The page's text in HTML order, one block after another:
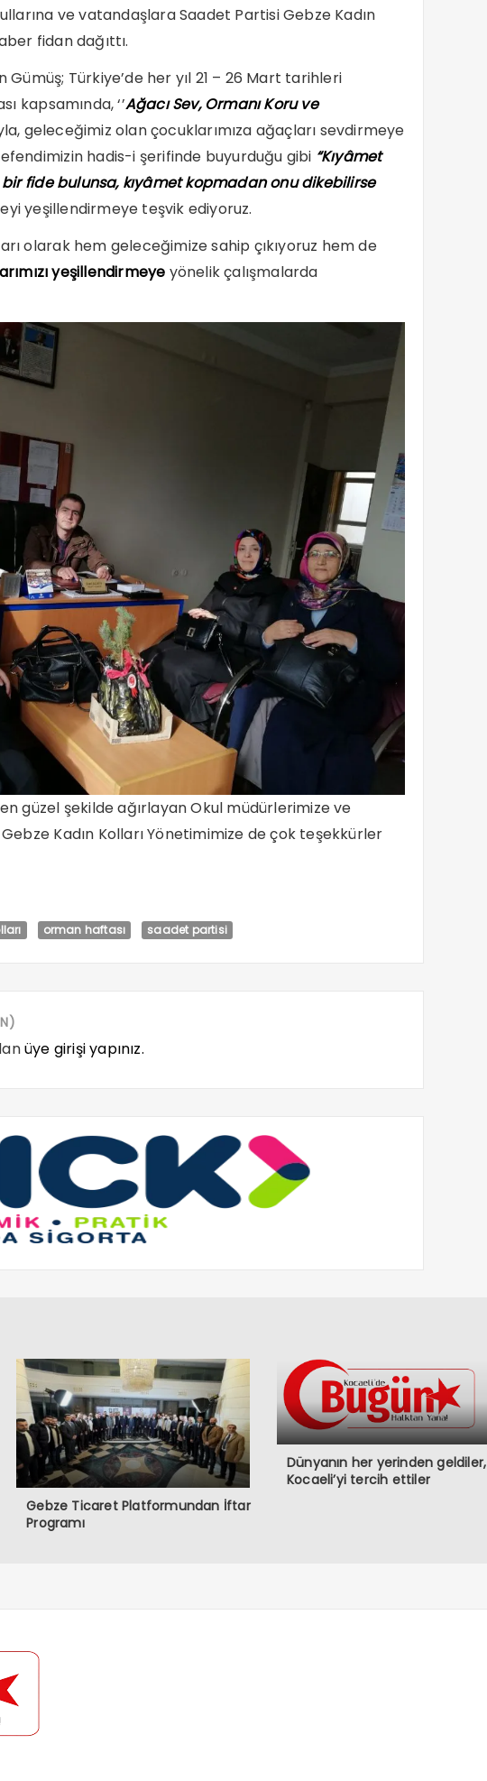
ve vatandaşlara Saadet Partisi Gebze Kadın
fidan dağıttı.
Gümüş; Türkiye’de her yıl 21 – 26 Mart tarihleri
kapsamında, ‘’Ağacı Sev, Ormanı Koru ve
geleceğimiz olan çocuklarımıza ağaçları sevdirmeye
efendimizin hadis-i şerifinde buyurduğu gibi “Kıyâmet
fide bulunsa, kıyâmet kopmadan onu dikebilirse
yeşillendirmeye teşvik ediyoruz.
olarak hem geleceğimize sahip çıkıyoruz hem de
yeşillendirmeye yönelik çalışmalarda
güzel şekilde ağırlayan Okul müdürlerimize ve
Kadın Kolları Yönetimimize de çok teşekkürler
orman haftası saadet partisi
üye girişi yapınız.
Gebze Ticaret Platformundan İftar
Programı
Dünyanın her yerinden geldiler,
Kocaeli’yi tercih ettiler